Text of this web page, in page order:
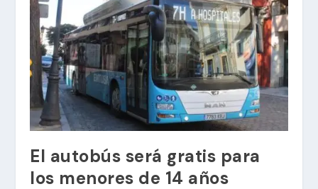
El autobús será gratis para
los menores de 14 años